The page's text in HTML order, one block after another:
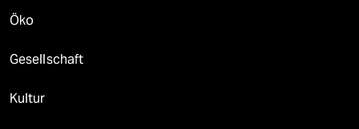
Öko
Gesellschaft
Kultur